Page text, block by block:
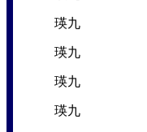
瑛九
瑛九
瑛九
瑛九